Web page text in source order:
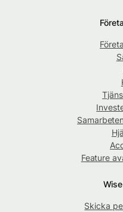
Feature
Skicka